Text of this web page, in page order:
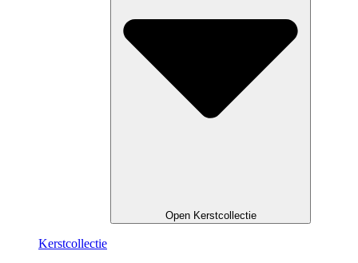
Open Kerstcollectie
Kerstcollectie